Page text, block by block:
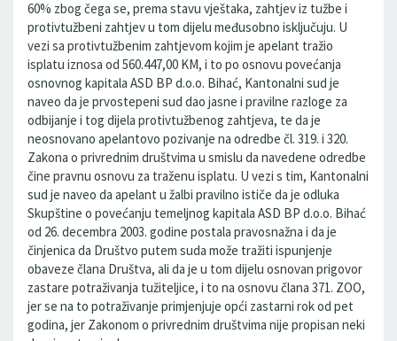
60% zbog čega se, prema stavu vještaka, zahtjev iz tužbe i
protivtužbeni zahtjev u tom dijelu međusobno isključuju. U
vezi sa protivtužbenim zahtjevom kojim je apelant tražio
isplatu iznosa od 560.447,00 KM, i to po osnovu povećanja
osnovnog kapitala ASD BP d.o.o. Bihać, Kantonalni sud je
naveo da je prvostepeni sud dao jasne i pravilne razloge za
odbijanje i tog dijela protivtužbenog zahtjeva, te da je
neosnovano apelantovo pozivanje na odredbe čl. 319. i 320.
Zakona o privrednim društvima u smislu da navedene odredbe
čine pravnu osnovu za traženu isplatu. U vezi s tim, Kantonalni
sud je naveo da apelant u žalbi pravilno ističe da je odluka
Skupštine o povećanju temeljnog kapitala ASD BP d.o.o. Bihać
od 26. decembra 2003. godine postala pravosnažna i da je
činjenica da Društvo putem suda može tražiti ispunjenje
obaveze člana Društva, ali da je u tom dijelu osnovan prigovor
zastare potraživanja tužiteljice, i to na osnovu člana 371. ZOO,
jer se na to potraživanje primjenjuje opći zastarni rok od pet
godina, jer Zakonom o privrednim društvima nije propisan neki